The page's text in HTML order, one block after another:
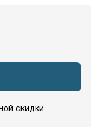
скидки